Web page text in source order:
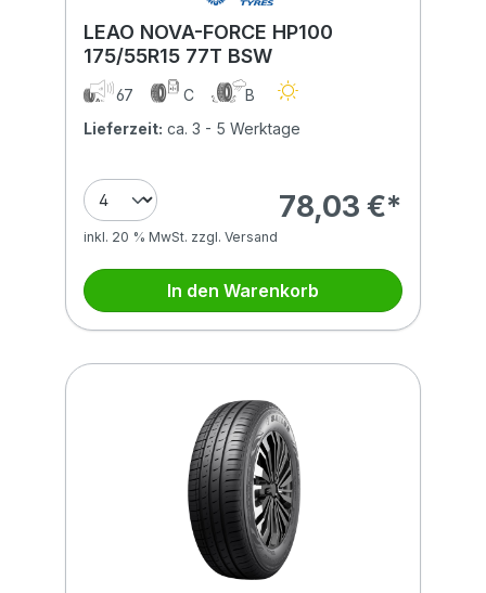
LEAO NOVA-FORCE HP100
175/55R15 77T BSW
67 C
B
Lieferzeit: ca. 3 - 5 Werktage
78,03 €*
inkl. 20 % MwSt. zzgl. Versand
In den Warenkorb